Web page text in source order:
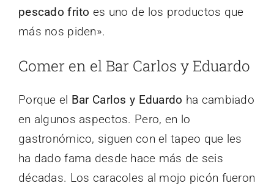
pescado frito es uno de los productos que
más nos piden».
Comer en el Bar Carlos y Eduardo
Porque el Bar Carlos y Eduardo ha cambiado
en algunos aspectos. Pero, en lo
gastronómico, siguen con el tapeo que les
ha dado fama desde hace más de seis
décadas. Los caracoles al mojo picón fueron